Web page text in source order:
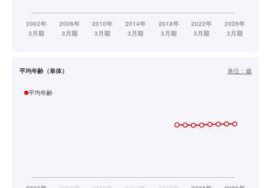
平均年齢（単体） 単位： 歳
平均年齢